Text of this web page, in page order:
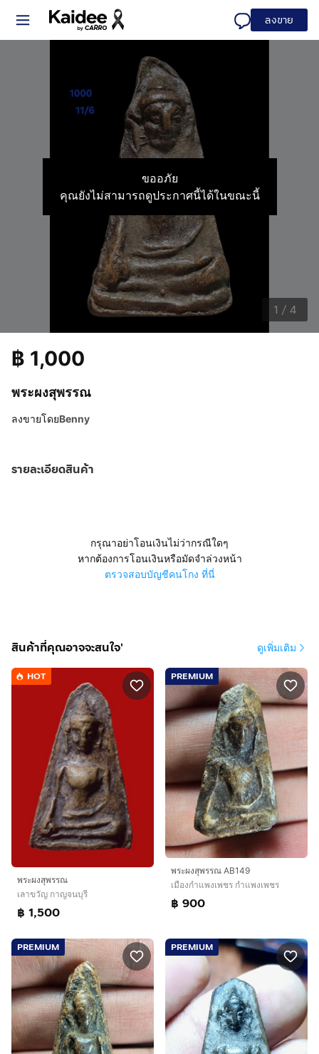
ลงขาย
ขออภัย
คุณยังไม่สามารถดูประกาศนี้ได้ในขณะนี้
1 / 4
พระผงสุพรรณ
฿ 1,000
ลงขายโดยBenny
รายละเอียดสินค้า
กรุณาอย่าโอนเงินไม่ว่ากรณีใดๆ
หากต้องการโอนเงินหรือมัดจำล่วงหน้า
ตรวจสอบบัญชีคนโกง ที่นี่
สินค้าที่คุณอาจจะสนใจ' ดูเพิ่มเติม
HOT
พระผงสุพรรณ
เลาขวัญ กาญจนบุรี
฿ 1,500
PREMIUM
พระผงสุพรรณ AB149
เมืองกำแพงเพชร กำแพงเพชร
฿ 900
PREMIUM PREMIUM